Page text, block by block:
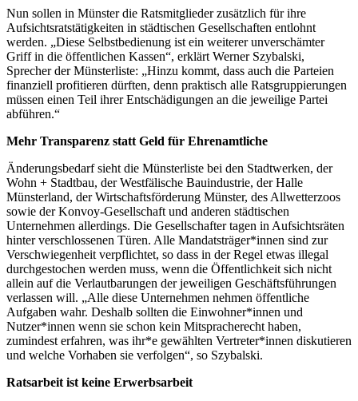
Nun sollen in Münster die Ratsmitglieder zusätzlich für ihre
Aufsichtsratstätigkeiten in städtischen Gesellschaften entlohnt
werden. „Diese Selbstbedienung ist ein weiterer unverschämter
Griff in die öffentlichen Kassen“, erklärt Werner Szybalski,
Sprecher der Münsterliste: „Hinzu kommt, dass auch die Parteien
finanziell profitieren dürften, denn praktisch alle Ratsgruppierungen
müssen einen Teil ihrer Entschädigungen an die jeweilige Partei
abführen.“
Mehr Transparenz statt Geld für Ehrenamtliche
Änderungsbedarf sieht die Münsterliste bei den Stadtwerken, der
Wohn + Stadtbau, der Westfälische Bauindustrie, der Halle
Münsterland, der Wirtschaftsförderung Münster, des Allwetterzoos
sowie der Konvoy-Gesellschaft und anderen städtischen
Unternehmen allerdings. Die Gesellschafter tagen in Aufsichtsräten
hinter verschlossenen Türen. Alle Mandatsträger*innen sind zur
Verschwiegenheit verpflichtet, so dass in der Regel etwas illegal
durchgestochen werden muss, wenn die Öffentlichkeit sich nicht
allein auf die Verlautbarungen der jeweiligen Geschäftsführungen
verlassen will. „Alle diese Unternehmen nehmen öffentliche
Aufgaben wahr. Deshalb sollten die Einwohner*innen und
Nutzer*innen wenn sie schon kein Mitspracherecht haben,
zumindest erfahren, was ihr*e gewählten Vertreter*innen diskutieren
und welche Vorhaben sie verfolgen“, so Szybalski.
Ratsarbeit ist keine Erwerbsarbeit